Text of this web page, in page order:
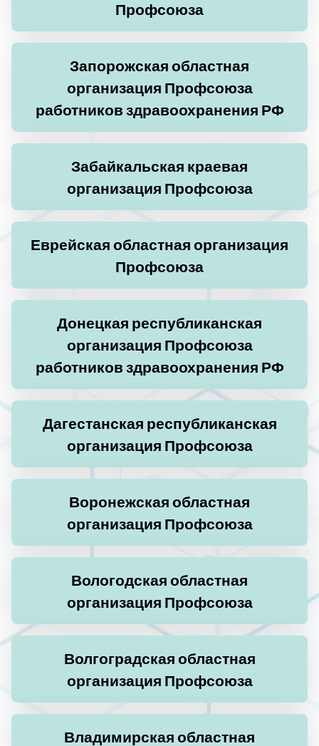
Профсоюза
Запорожская областная
организация Профсоюза
работников здравоохранения РФ
Забайкальская краевая
организация Профсоюза
Еврейская областная организация
Профсоюза
Донецкая республиканская
организация Профсоюза
работников здравоохранения РФ
Дагестанская республиканская
организация Профсоюза
Воронежская областная
организация Профсоюза
Вологодская областная
организация Профсоюза
Волгоградская областная
организация Профсоюза
Владимирская областная